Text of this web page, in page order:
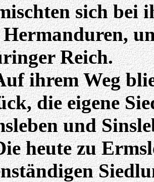
sich bei
Hermanduren,
Reich.
ihrem Weg
die eigene
und
heute zu